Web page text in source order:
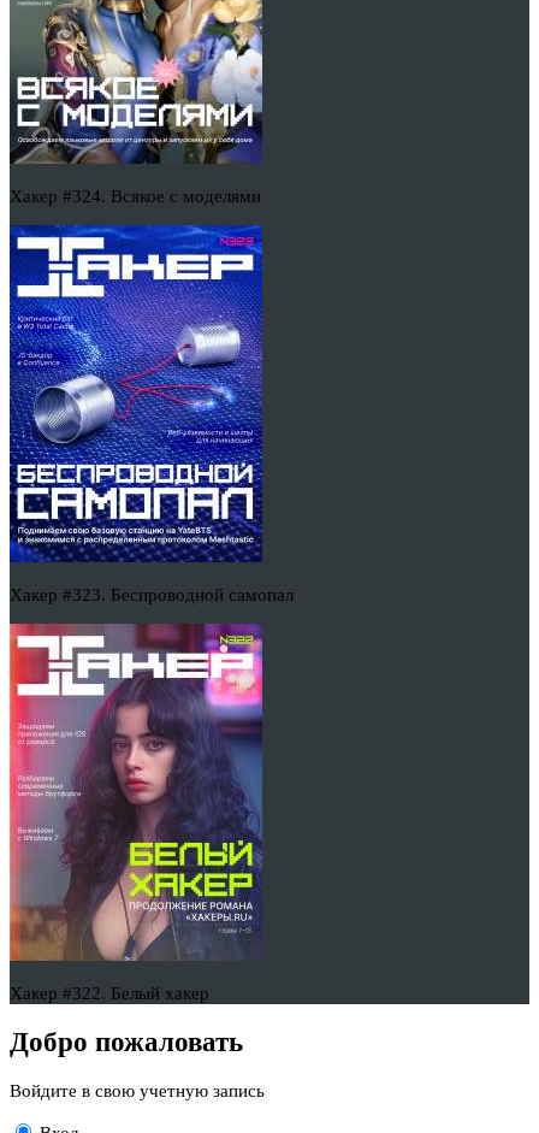
Хакер #324. Всякое с моделями
Хакер #323. Беспроводной самопал
Хакер #322. Белый хакер
Добро пожаловать
Войдите в свою учетную запись